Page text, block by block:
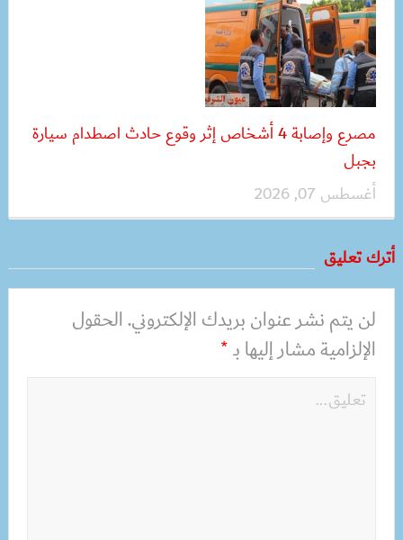
مصرع وإصابة 4 أشخاص إثر وقوع حادث اصطدام سيارة
بجبل
أغسطس 07, 2026
أترك تعليق
لن يتم نشر عنوان بريدك الإلكتروني.الحقول
الإلزامية مشار إليها بـ*